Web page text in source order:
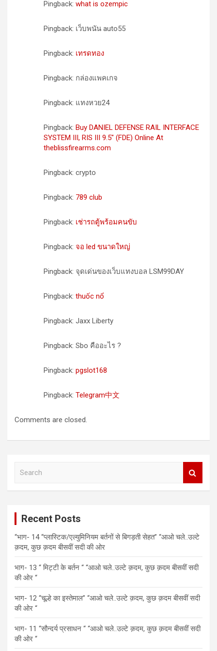
Pingback: what is ozempic
Pingback: เว็บพนัน auto55
Pingback: เทรดทอง
Pingback: กล่องแพคเกจ
Pingback: แทงหวย24
Pingback: Buy DANIEL DEFENSE RAIL INTERFACE
SYSTEM III, RIS III 9.5" (FDE) Online At
theblissfirearms.com
Pingback: crypto
Pingback: 789 club
Pingback: เช่ารถตู้พร้อมคนขับ
Pingback: จอ led ขนาดใหญ่
Pingback: จุดเด่นของเว็บแทงบอล LSM99DAY
Pingback: thuốc nổ
Pingback: Jaxx Liberty
Pingback: Sbo คืออะไร ?
Pingback: pgslot168
Pingback: Telegram中文
Comments are closed.
Recent Posts
“भाग- 14 “प्लास्टिक/एल्युमिनियम बर्तनों से बिगड़ती सेहत” “आओ चले..उल्टे
क़दम, कुछ क़दम बीसवीं सदी की ओर
भाग- 13 “ मिट्टी के बर्तन “ “आओ चले..उल्टे क़दम, कुछ क़दम बीसवीं सदी
की ओर “
भाग- 12 “चूल्हे का इस्तेमाल” “आओ चले..उल्टे क़दम, कुछ क़दम बीसवीं सदी
की ओर “
भाग- 11 “सौन्दर्य प्रसाधन “ “आओ चले..उल्टे क़दम, कुछ क़दम बीसवीं सदी
की ओर “